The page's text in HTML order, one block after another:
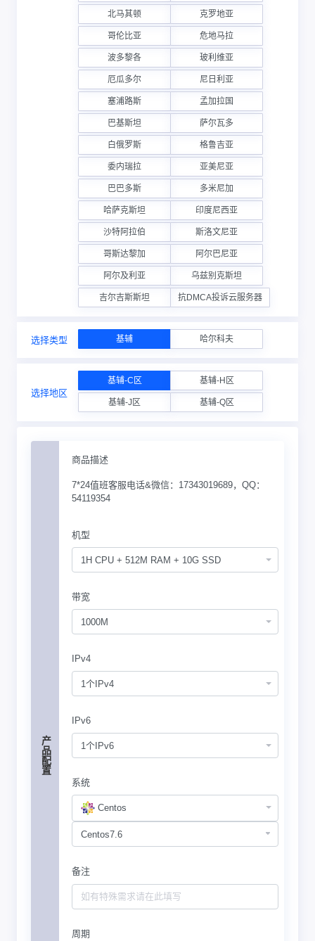
北马其顿 克罗地亚
哥伦比亚 危地马拉
波多黎各 玻利维亚
厄瓜多尔 尼日利亚
塞浦路斯 孟加拉国
巴基斯坦 萨尔瓦多
白俄罗斯 格鲁吉亚
委内瑞拉 亚美尼亚
巴巴多斯 多米尼加
哈萨克斯坦 印度尼西亚
沙特阿拉伯 斯洛文尼亚
哥斯达黎加 阿尔巴尼亚
阿尔及利亚 乌兹别克斯坦
吉尔吉斯斯坦 抗DMCA投诉云服务器
选择类型 基辅 哈尔科夫
选择地区
基辅-C区 基辅-H区
基辅-J区 基辅-Q区
产品配置
商品描述
7*24值班客服电话&微信：17343019689，QQ：
54119354
机型
1H CPU + 512M RAM + 10G SSD
带宽
1000M
IPv4
1个IPv4
IPv6
1个IPv6
系统
Centos
备注
周期